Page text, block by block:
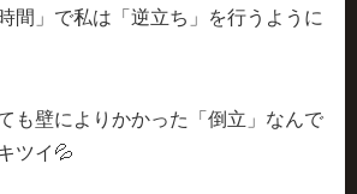
間」で私は「逆立ち」を行うように
も壁によりかかった「倒立」なんで
ツイ💦